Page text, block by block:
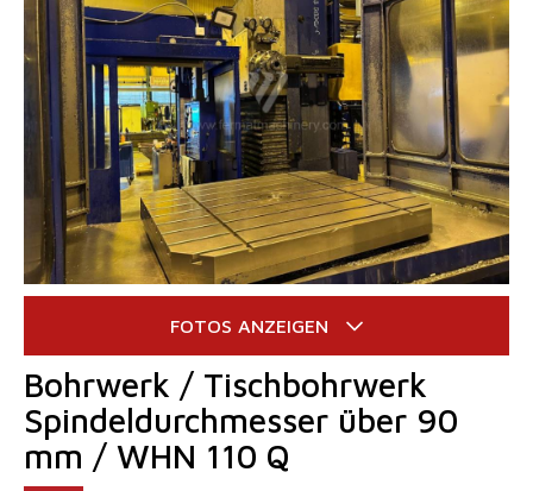
Bohrwerk / Tischbohrwerk
Spindeldurchmesser über 90
mm / WHN 110 Q